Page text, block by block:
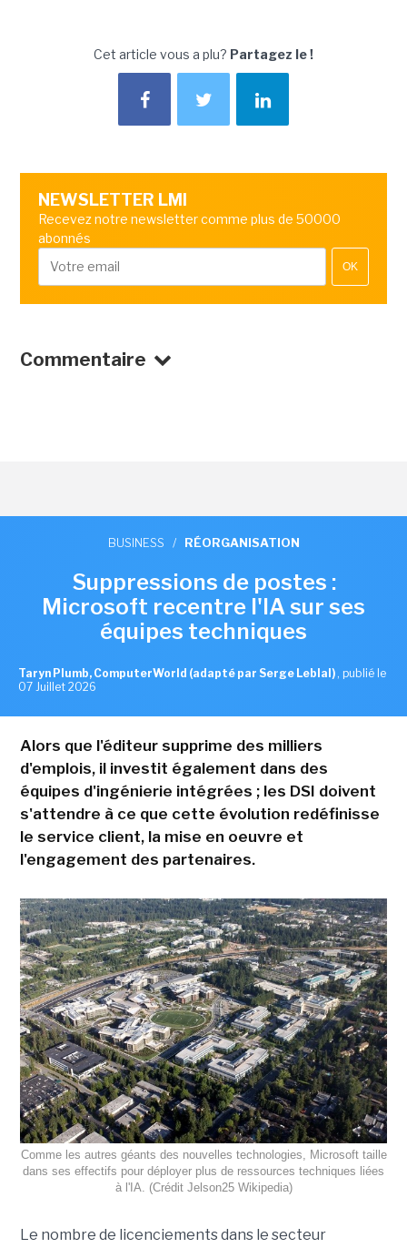
Cet article vous a plu? Partagez le !
NEWSLETTER LMI
Recevez notre newsletter comme plus de 50000
abonnés
OK
Commentaire
BUSINESS / RÉORGANISATION
Suppressions de postes :
Microsoft recentre l'IA sur ses
équipes techniques
Taryn Plumb, ComputerWorld (adapté par Serge Leblal) , publié le
07 Juillet 2026
Alors que l'éditeur supprime des milliers
d'emplois, il investit également dans des
équipes d'ingénierie intégrées ; les DSI doivent
s'attendre à ce que cette évolution redéfinisse
le service client, la mise en oeuvre et
l'engagement des partenaires.
Comme les autres géants des nouvelles technologies, Microsoft taille
dans ses effectifs pour déployer plus de ressources techniques liées
à l'IA. (Crédit Jelson25 Wikipedia)
Le nombre de licenciements dans le secteur